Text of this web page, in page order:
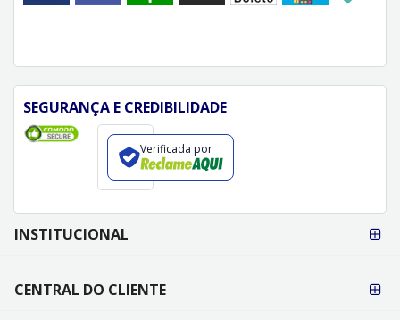
SEGURANÇA E CREDIBILIDADE
Verificada por
FORMAS DE
PAGAMENTO
INSTITUCIONAL
CENTRAL DO CLIENTE